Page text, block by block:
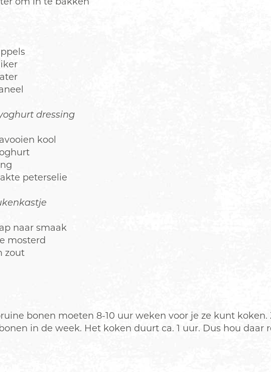
dressing
kool
peterselie
naar smaak
mosterd
zout
bonen moeten 8-10 uur weken voor je ze kunt koken.
in de week. Het koken duurt ca. 1 uur. Dus hou daar